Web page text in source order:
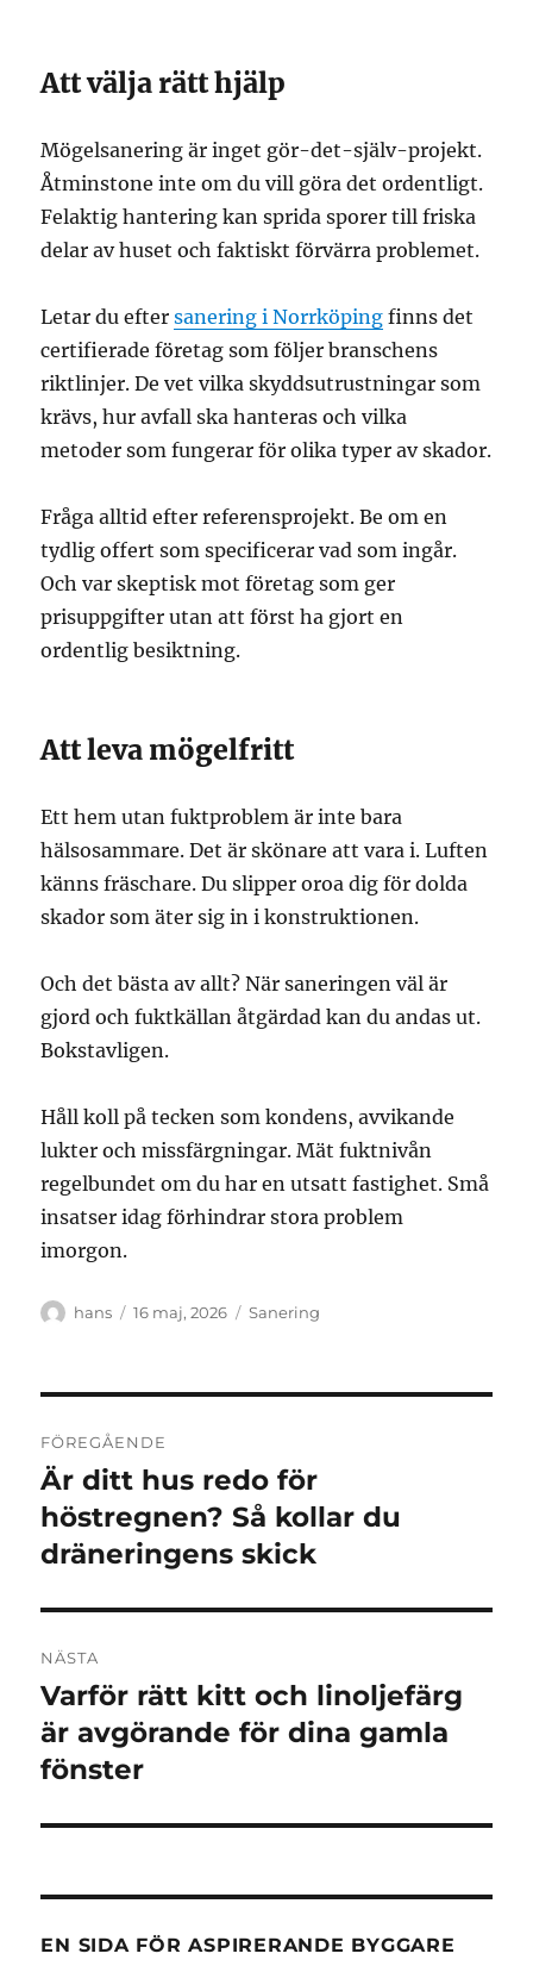
Att välja rätt hjälp
Mögelsanering är inget gör-det-själv-projekt.
Åtminstone inte om du vill göra det ordentligt.
Felaktig hantering kan sprida sporer till friska
delar av huset och faktiskt förvärra problemet.
Letar du eftersanering i Norrköping finns det
certifierade företag som följer branschens
riktlinjer. De vet vilka skyddsutrustningar som
krävs, hur avfall ska hanteras och vilka
metoder som fungerar för olika typer av skador.
Fråga alltid efter referensprojekt. Be om en
tydlig offert som specificerar vad som ingår.
Och var skeptisk mot företag som ger
prisuppgifter utan att först ha gjort en
ordentlig besiktning.
Att leva mögelfritt
Ett hem utan fuktproblem är inte bara
hälsosammare. Det är skönare att vara i. Luften
känns fräschare. Du slipper oroa dig för dolda
skador som äter sig in i konstruktionen.
Och det bästa av allt? När saneringen väl är
gjord och fuktkällan åtgärdad kan du andas ut.
Bokstavligen.
Håll koll på tecken som kondens, avvikande
lukter och missfärgningar. Mät fuktnivån
regelbundet om du har en utsatt fastighet. Små
insatser idag förhindrar stora problem
imorgon.
Författare
hans
Publicerat
16 maj, 2026 Kategorier
Sanering
FÖREGÅENDE
Föregående
inlägg:
Är ditt hus redo för
höstregnen? Så kollar du
dräneringens skick
NÄSTA
Nästa
inlägg:
Varför rätt kitt och linoljefärg
är avgörande för dina gamla
fönster
EN SIDA FÖR ASPIRERANDE BYGGARE